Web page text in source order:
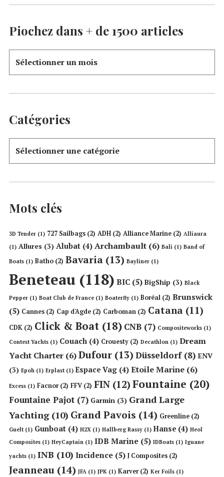
Piochez dans + de 1500 articles
Catégories
Mots clés
3D Tender (1) 727 Sailbags (2) ADH (2) Alliance Marine (2) Alliaura
(1) Allures (3) Alubat (4) Archambault (6) Bali (1) Band of
Boats (1) Batho (2) Bavaria (13) Bayliner (1)
Beneteau (118) BIC (5) BigShip (3) Black
Pepper (1) Boat Club de France (1) Boaterfly (1) Boréal (2) Brunswick
(5) Cannes (2) Cap d'Agde (2) Carboman (2) Catana (11)
CDK (2) Click & Boat (18) CNB (7) Compositeworks (1)
Contest Yachts (1) Couach (4) Crouesty (2) Decathlon (1) Dream
Yacht Charter (6)Dufour (13) Düsseldorf(8) ENV
(3) Epoh (1) Erplast(1) Espace Vag (4) Etoile Marine (6)
Excess (1) Facnor(2) FFV (2) FIN (12) Fountaine (20)
Fountaine Pajot (7) Garmin (3) Grand Large
Yachting(10) Grand Pavois (14) Greenline (2)
Guelt(1) Gunboat (4) H2X (1) Hallberg Rassy (1) Hanse (4) Heol
Composites (1) HeyCaptain (1) IDB Marine (5) IDBoats (1) Iguane
yachts (1) INB (10) Incidence (5) J Composites (2)
Jeanneau (14) JFA (1) JPK (1) Karver(2) Ker Foils (1)